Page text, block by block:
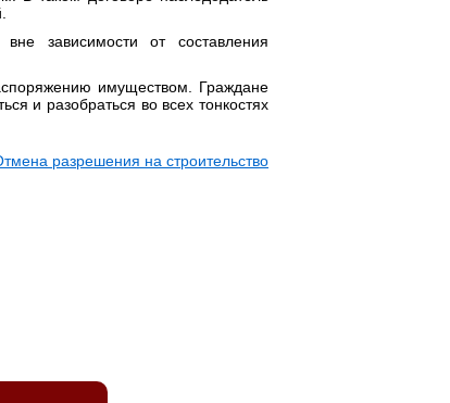
зависимости от составления
имуществом. Граждане
и разобраться во всех тонкостях
разрешения на строительство